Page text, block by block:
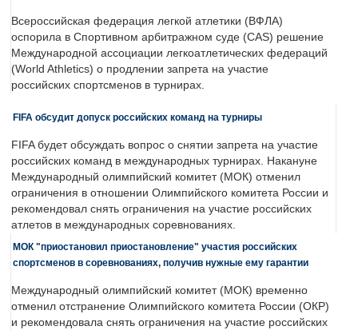
Всероссийская федерация легкой атлетики (ВФЛА)
оспорила в Спортивном арбитражном суде (CAS) решение
Международной ассоциации легкоатлетических федераций
(World Athletics) о продлении запрета на участие
российских спортсменов в турнирах.
FIFA обсудит допуск российских команд на турниры
FIFA будет обсуждать вопрос о снятии запрета на участие
российских команд в международных турнирах. Накануне
Международный олимпийский комитет (МОК) отменил
ограничения в отношении Олимпийского комитета России и
рекомендовал снять ограничения на участие российских
атлетов в международных соревнованиях.
МОК "приостановил приостановление" участия российских
спортсменов в соревнованиях, получив нужные ему гарантии
Международный олимпийский комитет (МОК) временно
отменил отстранение Олимпийского комитета России (ОКР)
и рекомендовала снять ограничения на участие российских